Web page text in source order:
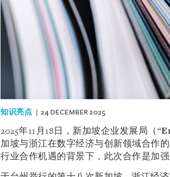
知识亮点 24 DECEMBER 2025
2025年11月18日，新加坡企业发展局（“
加坡与浙江在数字经济与创新领域合作
行业合作机遇的背景下，此次合作是加